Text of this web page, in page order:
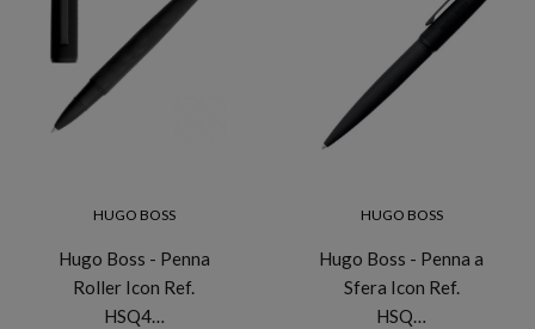
HUGO BOSS
Hugo Boss - Penna
Roller Icon Ref.
HSQ4…
HUGO BOSS
Hugo Boss - Penna a
Sfera Icon Ref.
HSQ…